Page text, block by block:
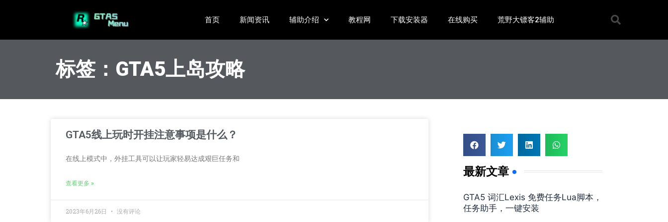
首页 新闻资讯 辅助介绍 教程网 下载安装器 在线购买 荒野大镖客2辅助
标签：GTA5上岛攻略
GTA5线上玩时开挂注意事项是什么？
在线上模式中，外挂工具可以让玩家轻易达成艰巨任务和
查看更多 »
2023年6月26日 没有评论
最新文章
GTA5 词汇Lexis 免费任务Lua脚本，
任务助手，一键安装